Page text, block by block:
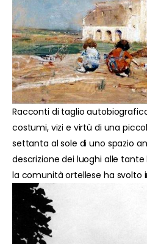
Racconti di taglio
costumi, vizi e virtù di una
settanta al sole di uno spazio
descrizione dei luoghi alle
la comunità ortellese ha svolto